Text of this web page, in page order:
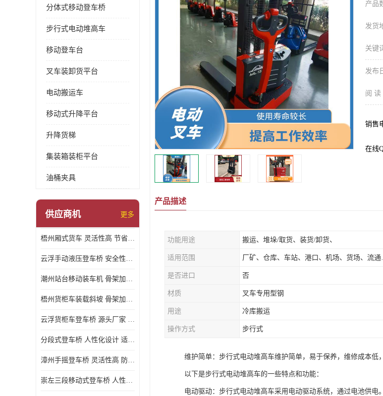
分体式移动登车桥
步行式电动堆高车
移动登车台
叉车装卸货平台
电动搬运车
移动式升降平台
升降货梯
集装箱装柜平台
油桶夹具
供应商机 更多
梧州厢式货车 灵活性高 节省空间
云浮手动液压登车桥 安全性较高 节省空间
潮州站台移动装车机 骨架加密 承载更强 皇加力机械设备厂
梧州货柜车装载斜坡 骨架加密 承载更强 皇加力机械设备厂
云浮货柜车登车桥 源头厂家 提高装卸作业效率
分段式登车桥 人性化设计 适用性广
漳州手摇登车桥 灵活性高 防滑性能好
崇左三段移动式登车桥 人性化设计 防滑性能好
产品
发货
关键
发布
阅 读
销售
在线
产品描述
功能用途 搬运、堆垛/取货、装货/卸货、
适用范围 厂矿、仓
是否进口 否
材质 叉车专用型钢
用途 冷库搬运
操作方式 步行式
维护简单：步行式电动堆高车维护简单，易于保养，维修成本低
以下是步行式电动堆高车的一些特点和功能：
电动驱动：步行式电动堆高车采用电动驱动系统，通过电池供